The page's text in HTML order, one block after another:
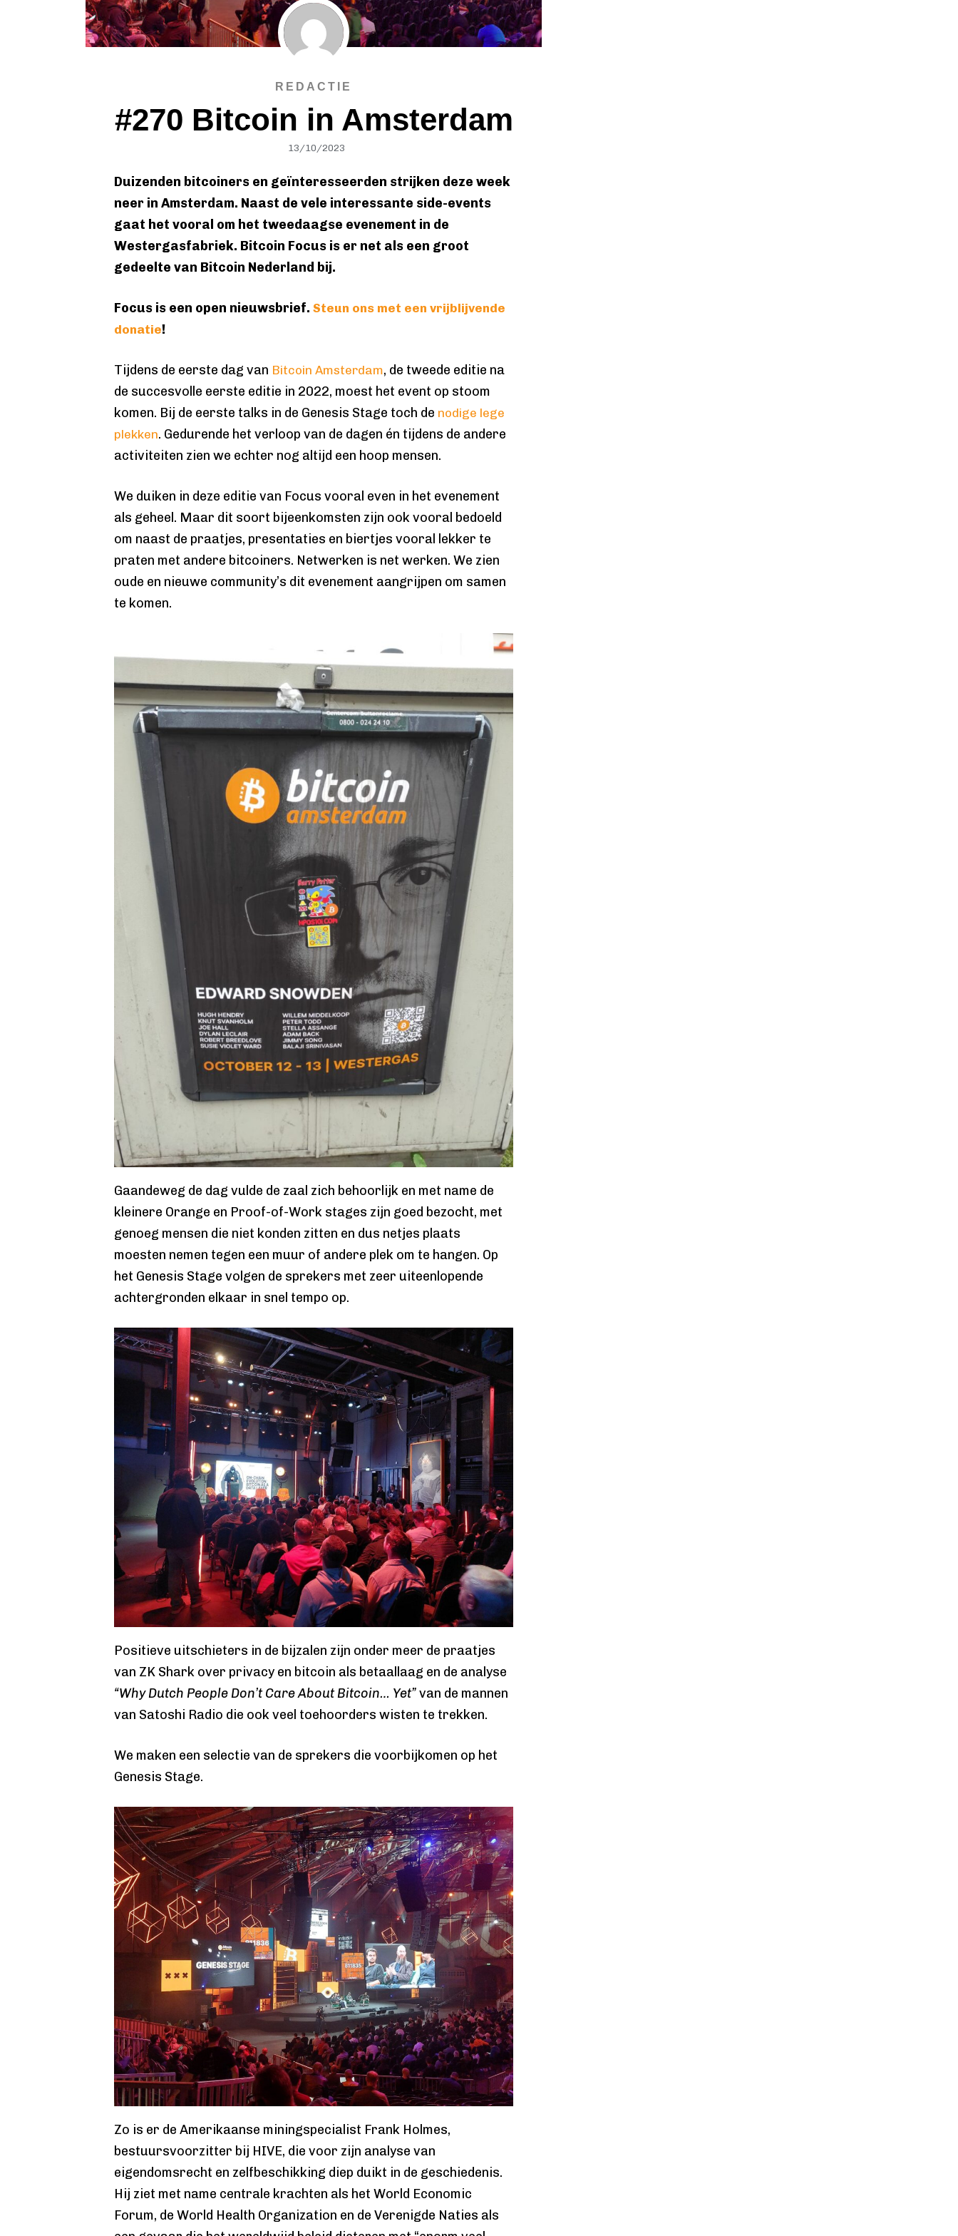
REDACTIE
#270 Bitcoin in Amsterdam
13/10/2023
Duizenden bitcoiners en geïnteresseerden strijken deze week
neer in Amsterdam. Naast de vele interessante side-events
gaat het vooral om het tweedaagse evenement in de
Westergasfabriek. Bitcoin Focus is er net als een groot
gedeelte van Bitcoin Nederland bij.
Focus is een open nieuwsbrief. Steun ons met een vrijblijvende
donatie!
Tijdens de eerste dag van Bitcoin Amsterdam, de tweede editie na
de succesvolle eerste editie in 2022, moest het event op stoom
komen. Bij de eerste talks in de Genesis Stage toch de nodige lege
plekken. Gedurende het verloop van de dagen én tijdens de andere
activiteiten zien we echter nog altijd een hoop mensen.
We duiken in deze editie van Focus vooral even in het evenement
als geheel. Maar dit soort bijeenkomsten zijn ook vooral bedoeld
om naast de praatjes, presentaties en biertjes vooral lekker te
praten met andere bitcoiners. Netwerken is net werken. We zien
oude en nieuwe community’s dit evenement aangrijpen om samen
te komen.
Gaandeweg de dag vulde de zaal zich behoorlijk en met name de
kleinere Orange en Proof-of-Work stages zijn goed bezocht, met
genoeg mensen die niet konden zitten en dus netjes plaats
moesten nemen tegen een muur of andere plek om te hangen. Op
het Genesis Stage volgen de sprekers met zeer uiteenlopende
achtergronden elkaar in snel tempo op.
Positieve uitschieters in de bijzalen zijn onder meer de praatjes
van ZK Shark over privacy en bitcoin als betaallaag en de analyse
“Why Dutch People Don’t Care About Bitcoin… Yet”van de mannen
van Satoshi Radio die ook veel toehoorders wisten te trekken.
We maken een selectie van de sprekers die voorbijkomen op het
Genesis Stage.
Zo is er de Amerikaanse miningspecialist Frank Holmes,
bestuursvoorzitter bij HIVE, die voor zijn analyse van
eigendomsrecht en zelfbeschikking diep duikt in de geschiedenis.
Hij ziet met name centrale krachten als het World Economic
Forum, de World Health Organization en de Verenigde Naties als